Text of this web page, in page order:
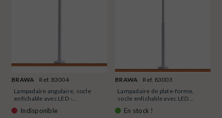
BRAWA
Ref. 83004
Lampadaire angulaire, socle
enfichable avec LED -...
Indisponible
BRAWA
Ref. 83003
Lampadaire de plate-forme,
socle enfichable avec LED...
En stock !